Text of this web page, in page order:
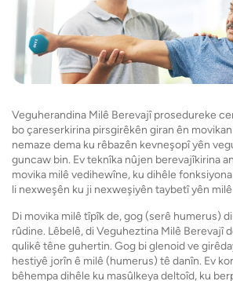
Veguherandina Milê Berevajî prosedureke
bo çareserkirina pirsgirêkên giran ên
nemaze dema ku rêbazên kevneşopî yên
guncaw bin. Ev teknîka nûjen berevajîkirina
movika milê vedihewîne, ku dihêle
li nexweşên ku ji nexweşiyên taybetî yên
Di movika milê tîpîk de, gog (serê humerus)
rûdine. Lêbelê, di Veguheztina Milê Berevajî
qulikê têne guhertin. Gog bi glenoid ve
hestiyê jorîn ê milê (humerus) tê danîn. Ev
bêhempa dihêle ku masûlkeya deltoîd, ku